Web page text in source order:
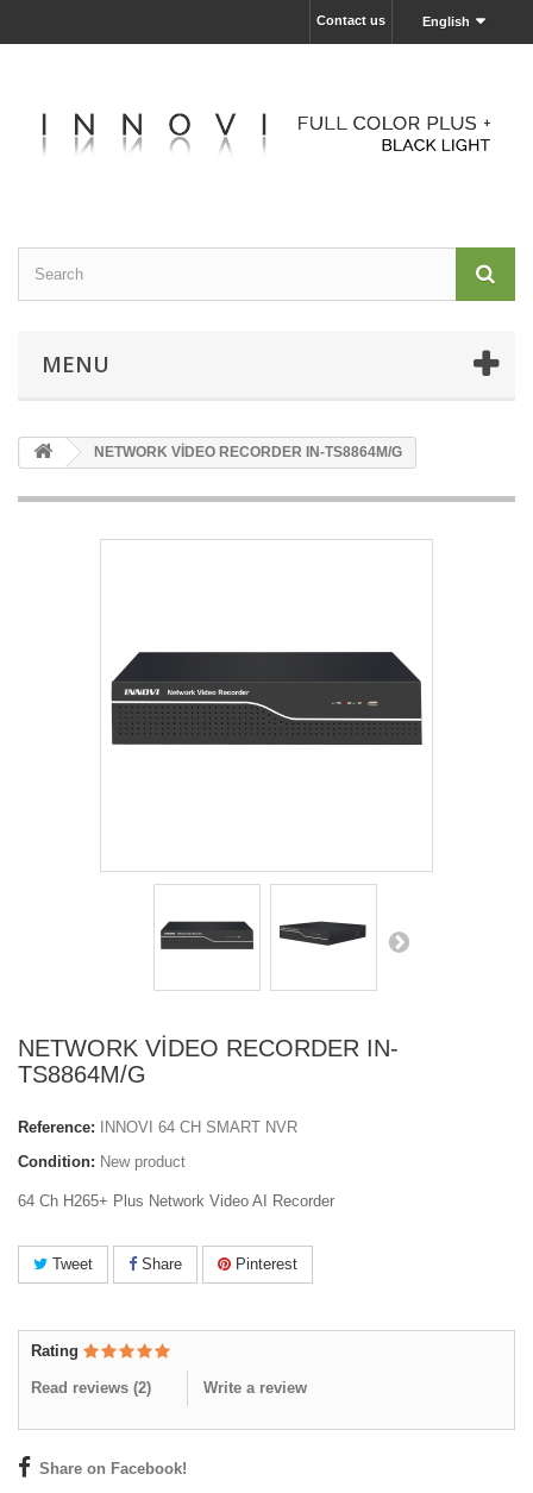
English
Contact us
MENU
NETWORK VİDEO RECORDER IN-TS8864M/G
NETWORK VİDEO RECORDER IN-
TS8864M/G
Reference: INNOVI 64 CH SMART NVR
Condition: New product
64 Ch H265+ Plus Network Video AI Recorder
Tweet Share Pinterest
Rating
Read reviews (2) Write a review
Share on Facebook!